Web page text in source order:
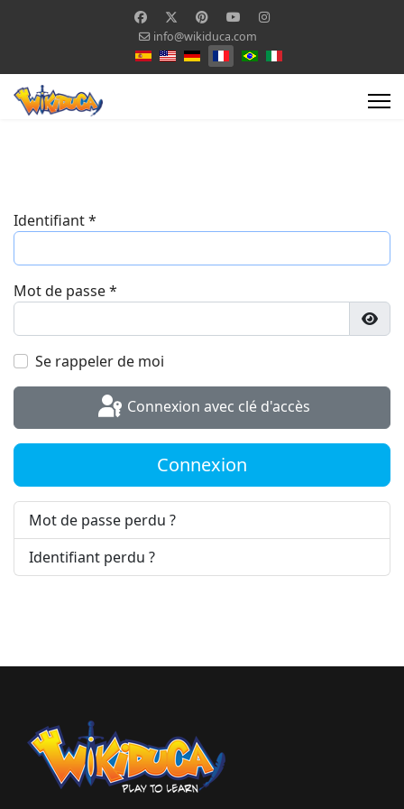
info@wikiduca.com
Sélectionnez votre langue
Identifiant*
Mot de passe*
Se rappeler de moi
Connexion avec clé d'accès
Connexion
Mot de passe perdu ?
Identifiant perdu ?